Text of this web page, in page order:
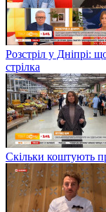
Розстріл у Дніпрі:
стрілка
Скільки коштують